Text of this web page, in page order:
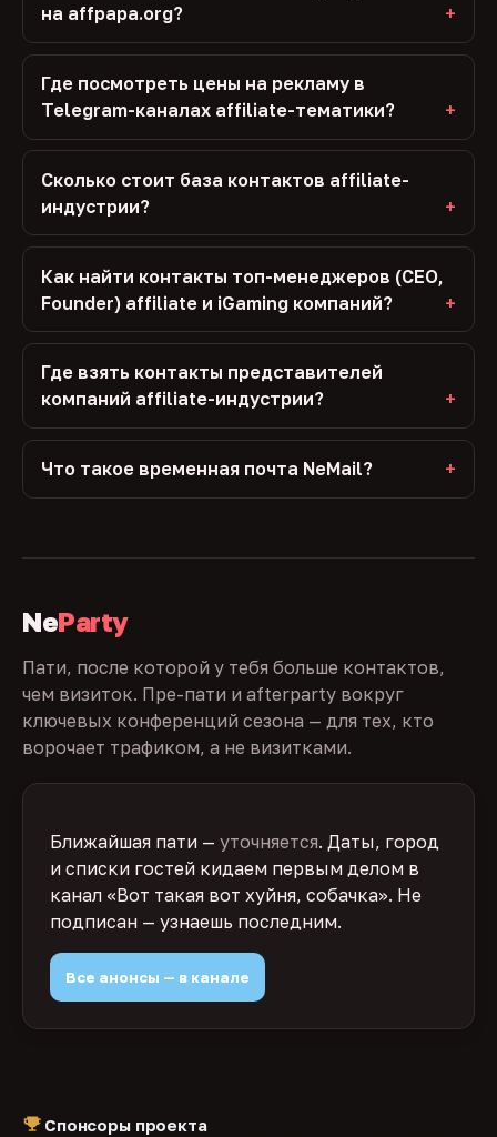
на affpapa.org?
Где посмотреть цены на рекламу в
Telegram-каналах affiliate-тематики?
Сколько стоит база контактов affiliate-
индустрии?
Как найти контакты топ-менеджеров (CEO,
Founder) affiliate и iGaming компаний?
Где взять контакты представителей
компаний affiliate-индустрии?
Что такое временная почта NeMail?
NeParty
Пати, после которой у тебя больше контактов,
чем визиток. Пре-пати и afterparty вокруг
ключевых конференций сезона — для тех, кто
ворочает трафиком, а не визитками.
Ближайшая пати — уточняется. Даты, город
и списки гостей кидаем первым делом в
канал «Вот такая вот хуйня, собачка». Не
подписан — узнаешь последним.
Все анонсы — в канале
Спонсоры проекта